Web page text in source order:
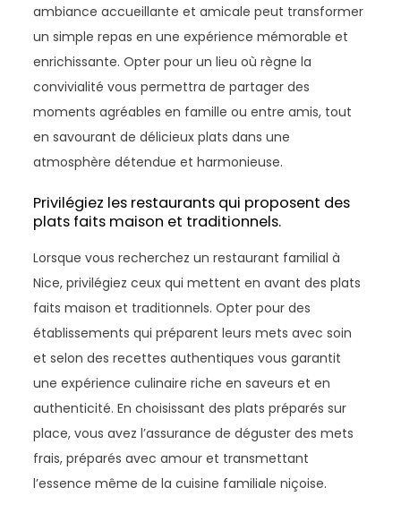
ambiance accueillante et amicale peut transformer
un simple repas en une expérience mémorable et
enrichissante. Opter pour un lieu où règne la
convivialité vous permettra de partager des
moments agréables en famille ou entre amis, tout
en savourant de délicieux plats dans une
atmosphère détendue et harmonieuse.
Privilégiez les restaurants qui proposent des
plats faits maison et traditionnels.
Lorsque vous recherchez un restaurant familial à
Nice, privilégiez ceux qui mettent en avant des plats
faits maison et traditionnels. Opter pour des
établissements qui préparent leurs mets avec soin
et selon des recettes authentiques vous garantit
une expérience culinaire riche en saveurs et en
authenticité. En choisissant des plats préparés sur
place, vous avez l’assurance de déguster des mets
frais, préparés avec amour et transmettant
l’essence même de la cuisine familiale niçoise.